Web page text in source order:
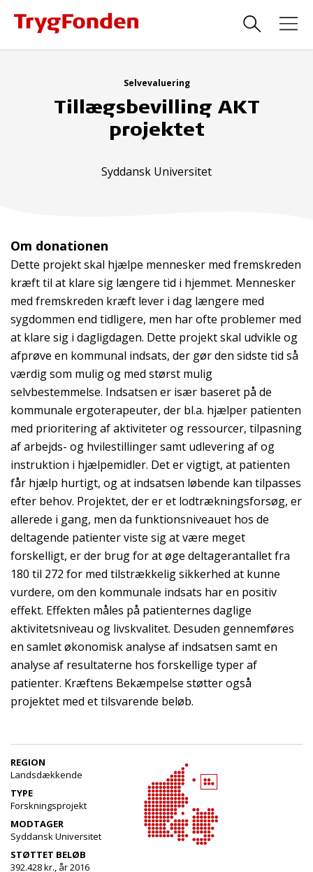
Selvevaluering
Tillægsbevilling AKT
projektet
Syddansk Universitet
Om donationen
Dette projekt skal hjælpe mennesker med fremskreden
kræft til at klare sig længere tid i hjemmet. Mennesker
med fremskreden kræft lever i dag længere med
sygdommen end tidligere, men har ofte problemer med
at klare sig i dagligdagen. Dette projekt skal udvikle og
afprøve en kommunal indsats, der gør den sidste tid så
værdig som mulig og med størst mulig
selvbestemmelse. Indsatsen er især baseret på de
kommunale ergoterapeuter, der bl.a. hjælper patienten
med prioritering af aktiviteter og ressourcer, tilpasning
af arbejds- og hvilestillinger samt udlevering af og
instruktion i hjælpemidler. Det er vigtigt, at patienten
får hjælp hurtigt, og at indsatsen løbende kan tilpasses
efter behov. Projektet, der er et lodtrækningsforsøg, er
allerede i gang, men da funktionsniveauet hos de
deltagende patienter viste sig at være meget
forskelligt, er der brug for at øge deltagerantallet fra
180 til 272 for med tilstrækkelig sikkerhed at kunne
vurdere, om den kommunale indsats har en positiv
effekt. Effekten måles på patienternes daglige
aktivitetsniveau og livskvalitet. Desuden gennemføres
en samlet økonomisk analyse af indsatsen samt en
analyse af resultaterne hos forskellige typer af
patienter. Kræftens Bekæmpelse støtter også
projektet med et tilsvarende beløb.
REGION
Landsdækkende
TYPE
Forskningsprojekt
MODTAGER
Syddansk Universitet
STØTTET BELØB
392.428 kr., år 2016